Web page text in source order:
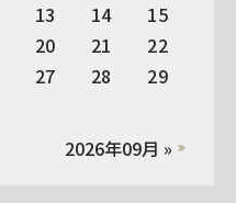
2026年09月 »
13 14
15
20 21
22
27 28
29